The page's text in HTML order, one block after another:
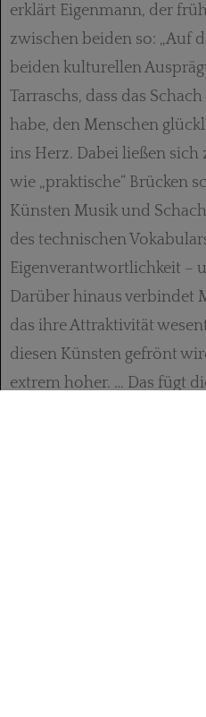
erklärt Eigenmann, der
zwischen beiden so: „Auf
beiden kulturellen
Tarraschs, dass das
habe, den Menschen
ins Herz. Dabei ließen
wie „praktische“ Brücken
Künsten Musik und
des technischen
Eigenverantwortlichkeit –
Darüber hinaus verbindet
das ihre Attraktivität
diesen Künsten gefrönt
extrem hoher. … Das fügt